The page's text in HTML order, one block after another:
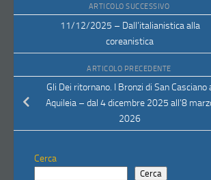
ARTICOLO SUCCESSIVO
11/12/2025 – Dall’italianistica alla
coreanistica
ARTICOLO PRECEDENTE
Gli Dei ritornano. I Bronzi di San Casciano
Aquileia – dal 4 dicembre 2025 all’8
2026
Cerca
Cerca